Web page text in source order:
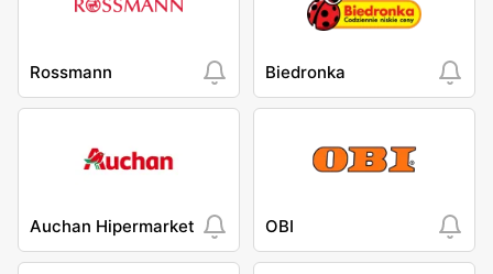
Rossmann Biedronka
Auchan Hipermarket OBI